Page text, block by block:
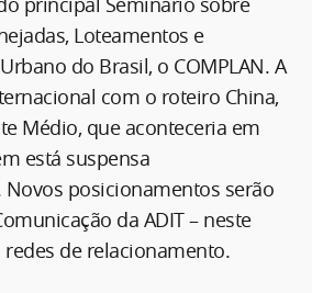
Loteamentos e
do Brasil, o COMPLAN. A
com o roteiro China,
Médio, que aconteceria em
está suspensa
posicionamentos serão
da ADIT – neste
de relacionamento.